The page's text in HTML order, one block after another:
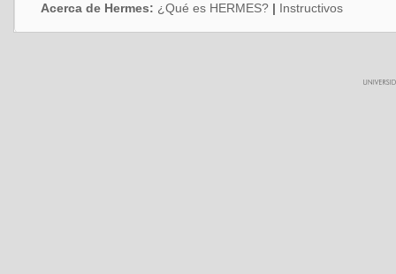
Acerca de Hermes: ¿Qué es HERMES? | Instructivos